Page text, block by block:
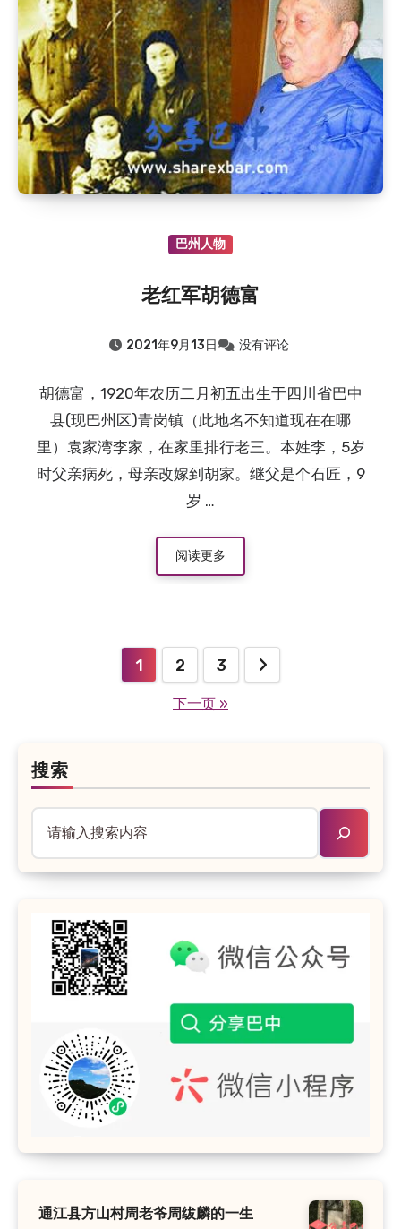
巴州人物
老红军胡德富
2021年9月13日 没有评论
胡德富，1920年农历二月初五出生于四川省巴中
县(现巴州区)青岗镇（此地名不知道现在在哪
里）袁家湾李家，在家里排行老三。本姓李，5岁
时父亲病死，母亲改嫁到胡家。继父是个石匠，9
岁 …
阅读更多
页
1 2 3
下一页 »
搜索
通江县方山村周老爷周绂麟的一生